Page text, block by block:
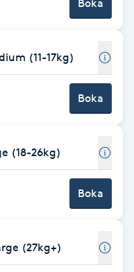
Boka
(11-17kg)
Boka
(18-26kg)
Boka
(27kg+)